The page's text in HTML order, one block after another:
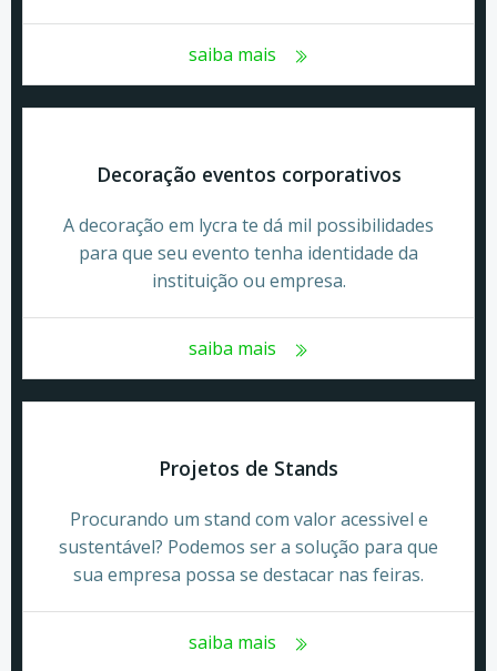
saiba mais
Decoração eventos corporativos
A decoração em lycra te dá mil possibilidades
para que seu evento tenha identidade da
instituição ou empresa.
saiba mais
Projetos de Stands
Procurando um stand com valor acessivel e
sustentável? Podemos ser a solução para que
sua empresa possa se destacar nas feiras.
saiba mais